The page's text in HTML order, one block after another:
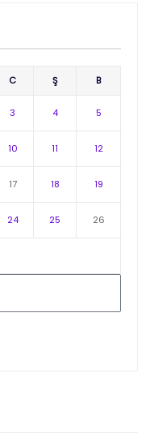
C Ş B
3 4 5
10 11 12
17 18 19
24 25 26